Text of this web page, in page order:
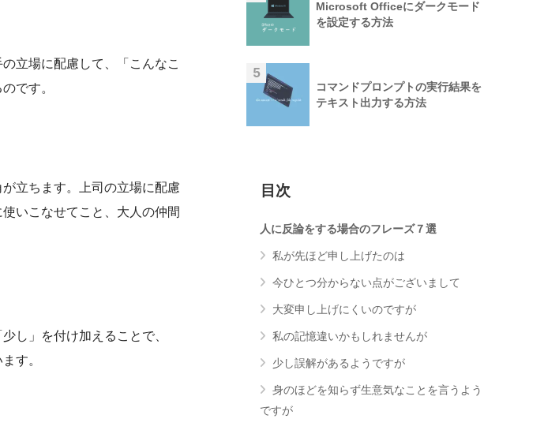
立場に配慮して、「こんなこ
です。
立ちます。上司の立場に配慮
いこなせてこと、大人の仲間
し」を付け加えることで、
す。
Microsoft Officeにダークモード
を設定する方法
5
コマンドプロンプトの実行結果を
テキスト出力する方法
目次
人に反論をする場合のフレーズ７選
私が先ほど申し上げたのは
今ひとつ分からない点がございまして
大変申し上げにくいのですが
私の記憶違いかもしれませんが
少し誤解があるようですが
身のほどを知らず生意気なことを言うよう
ですが